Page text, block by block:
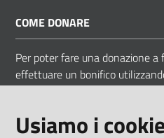
COME DONARE
Per poter fare una donazione a
effettuare un bonifico
Intestato ad ASP COMUNI
Usiamo i